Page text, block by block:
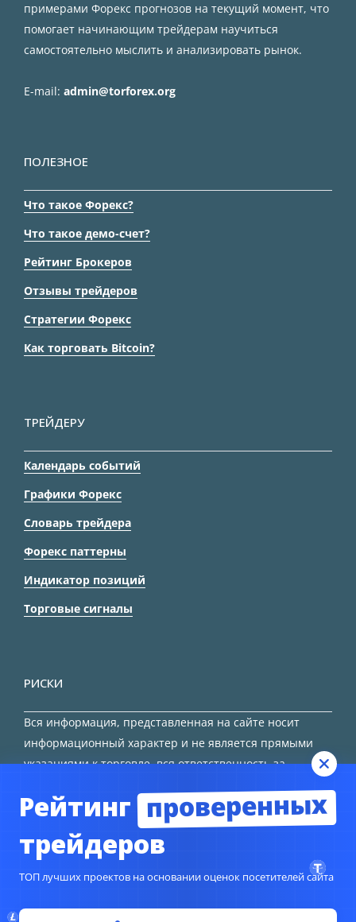
примерами Форекс прогнозов на текущий момент, что
помогает начинающим трейдерам научиться
самостоятельно мыслить и анализировать рынок.
E-mail: admin@torforex.org
ПОЛЕЗНОЕ
Что такое Форекс?
Что такое демо-счет?
Рейтинг Брокеров
Отзывы трейдеров
Стратегии Форекс
Как торговать Bitcoin?
ТРЕЙДЕРУ
Календарь событий
Графики Форекс
Словарь трейдера
Форекс паттерны
Индикатор позиций
Торговые сигналы
РИСКИ
Вся информация, представленная на сайте носит
информационный характер и не является прямыми
указаниями к торговле, вся ответственность за
Рейтинг проверенных
трейдеров
ТОП лучших проектов на основании оценок посетителей сайта